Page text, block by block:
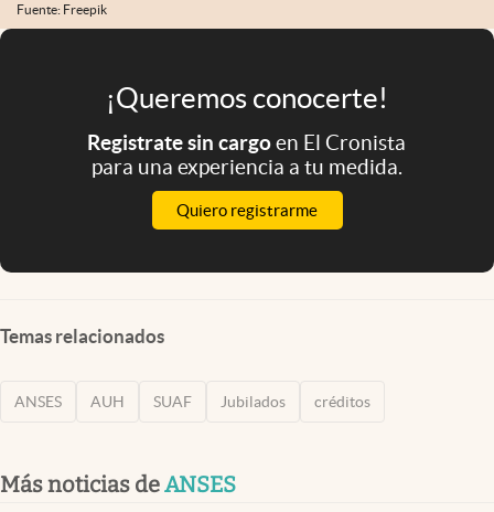
Fuente: Freepik
¡Queremos conocerte!
Registrate sin cargoen El Cronista
para una experiencia a tu medida.
Quiero registrarme
Temas relacionados
ANSES AUH SUAF Jubilados créditos
Más noticias deANSES